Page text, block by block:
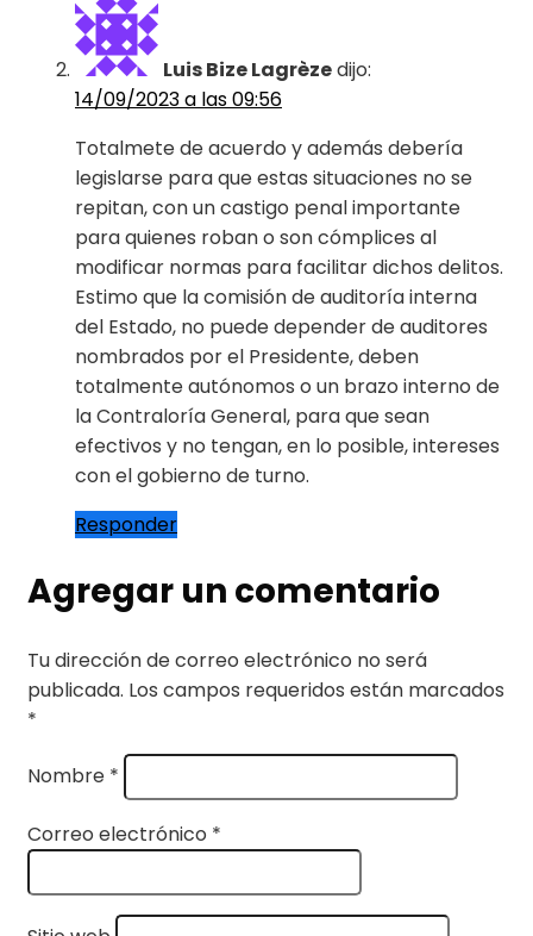
Luis Bize Lagrèzedijo:
14/09/2023 a las 09:56
Totalmete de acuerdo y además debería
legislarse para que estas situaciones no se
repitan, con un castigo penal importante
para quienes roban o son cómplices al
modificar normas para facilitar dichos delitos.
Estimo que la comisión de auditoría interna
del Estado, no puede depender de auditores
nombrados por el Presidente, deben
totalmente autónomos o un brazo interno de
la Contraloría General, para que sean
efectivos y no tengan, en lo posible, intereses
con el gobierno de turno.
Responder
Agregar un comentario
Tu dirección de correo electrónico no será
publicada. Los campos requeridos están marcados
*
Nombre *
Correo electrónico *